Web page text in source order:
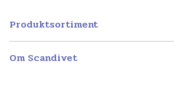
Produktsortiment
Om Scandivet